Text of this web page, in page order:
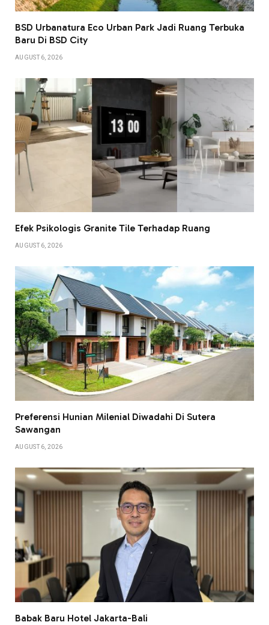
BSD Urbanatura Eco Urban Park Jadi Ruang Terbuka
Baru Di BSD City
AUGUST 6, 2026
Efek Psikologis Granite Tile Terhadap Ruang
AUGUST 6, 2026
Preferensi Hunian Milenial Diwadahi Di Sutera
Sawangan
AUGUST 6, 2026
Babak Baru Hotel Jakarta-Bali